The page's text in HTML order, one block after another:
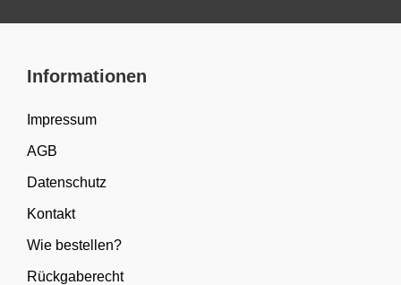
Informationen
Impressum
AGB
Datenschutz
Kontakt
Wie bestellen?
Rückgaberecht